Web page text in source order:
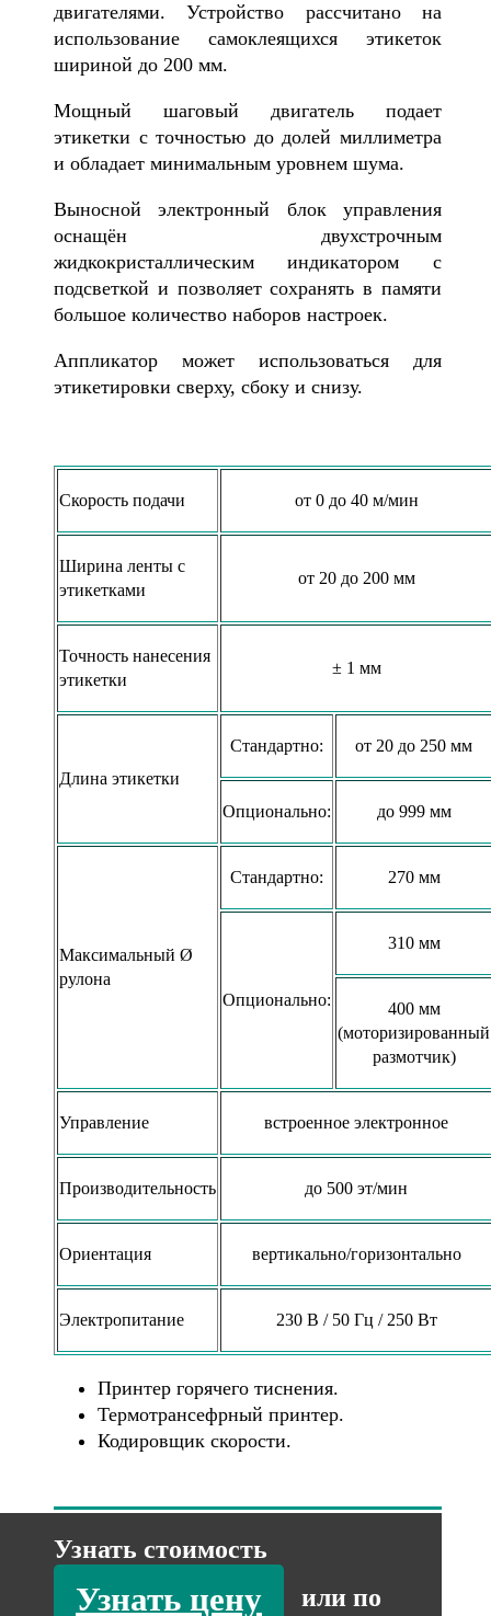
двигателями. Устройство рассчитано на
использование самоклеящихся этикеток
шириной до 200 мм.
Мощный шаговый двигатель подает
этикетки с точностью до долей миллиметра
и обладает минимальным уровнем шума.
Выносной электронный блок управления
оснащён двухстрочным
жидкокристаллическим индикатором с
подсветкой и позволяет сохранять в памяти
большое количество наборов настроек.
Аппликатор может использоваться для
этикетировки сверху, сбоку и снизу.
Cкорость подачи от 0 до 40 м/мин
Ширина ленты с
этикетками
от 20 до 200 мм
Точность нанесения
этикетки
± 1 мм
Длина этикетки
Стандартно: от 20 до 250 мм
Опционально: до 999 мм
Максимальный Ø
рулона
Стандартно: 270 мм
Опционально:
310 мм
400 мм
(моторизированный
размотчик)
Управление встроенное электронное
Производительность до 500 эт/мин
Ориентация вертикально/горизонтально
Электропитание 230 В / 50 Гц / 250 Вт
Принтер горячего тиснения.
Термотрансефрный принтер.
Кодировщик скорости.
Узнать стоимость
Узнать цену или по